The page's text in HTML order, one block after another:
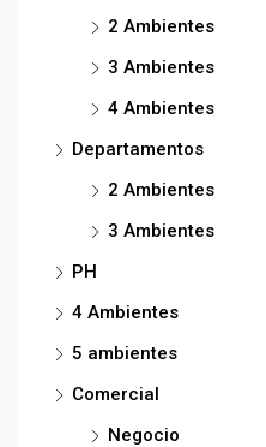
2 Ambientes
3 Ambientes
4 Ambientes
Departamentos
2 Ambientes
3 Ambientes
PH
4 Ambientes
5 ambientes
Comercial
Negocio